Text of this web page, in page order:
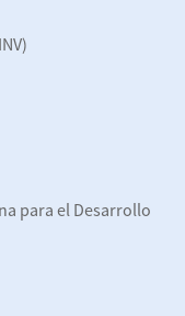
para el Desarrollo